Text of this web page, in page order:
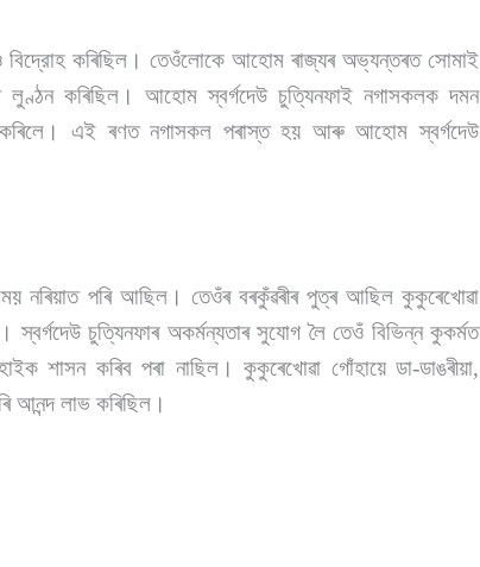
বিদ্রোহ কৰিছিল। তেওঁলোকে আহোম ৰাজ্যৰ অভ্যন্তৰত সোমাই
লুণ্ঠন কৰিছিল। আহোম স্বৰ্গদেউ চুত্যিনফাই নগাসকলক দমন
কৰিলে। এই ৰণত নগাসকল পৰাস্ত হয় আৰু আহোম স্বৰ্গদেউ
নৰিয়াত পৰি আছিল। তেওঁৰ বৰকুঁৱৰীৰ পুত্ৰ আছিল কুকুৰেখোৱা
চুত্যিনফাৰ অকৰ্মন্যতাৰ সুযোগ লৈ তেওঁ বিভিন্ন কুকৰ্মত
শাসন কৰিব পৰা নাছিল। কুকুৰেখোৱা গোঁহায়ে ডা-ডাঙৰীয়া,
আনন্দ লাভ কৰিছিল।